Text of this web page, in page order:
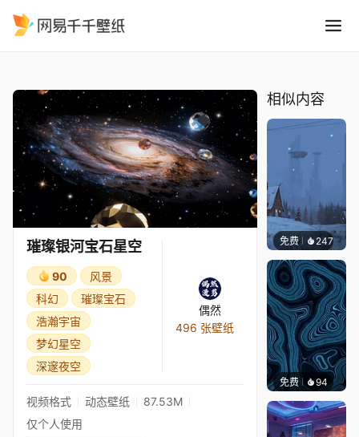
璀璨银河宝石星空
90
风景
科幻
璀璨宝石
浩瀚宇宙
梦幻星空
深邃夜空
偶然
496 张壁纸
视频格式 动态壁纸
87.53M
仅个人使用
相似内容
免费 247
免费 94